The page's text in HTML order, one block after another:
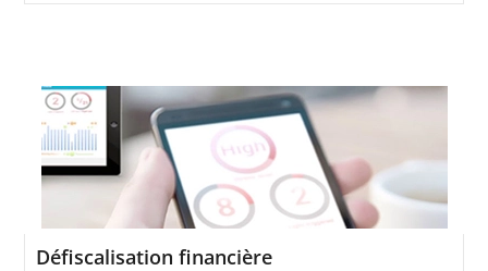
Défiscalisation financière